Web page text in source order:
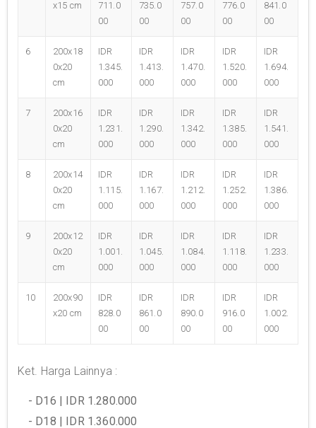
x15 cm
711.0
00
735.0
00
757.0
00
776.0
00
841.0
00
6
200x18
0x20
cm
IDR
1.345.
000
IDR
1.413.
000
IDR
1.470.
000
IDR
1.520.
000
IDR
1.694.
000
7
200x16
0x20
cm
IDR
1.231.
000
IDR
1.290.
000
IDR
1.342.
000
IDR
1.385.
000
IDR
1.541.
000
8
200x14
0x20
cm
IDR
1.115.
000
IDR
1.167.
000
IDR
1.212.
000
IDR
1.252.
000
IDR
1.386.
000
9
200x12
0x20
cm
IDR
1.001.
000
IDR
1.045.
000
IDR
1.084.
000
IDR
1.118.
000
IDR
1.233.
000
10
200x90
x20 cm
IDR
828.0
00
IDR
861.0
00
IDR
890.0
00
IDR
916.0
00
IDR
1.002.
000
Ket. Harga Lainnya :
- D16 | IDR 1.280.000
- D18 | IDR 1.360.000